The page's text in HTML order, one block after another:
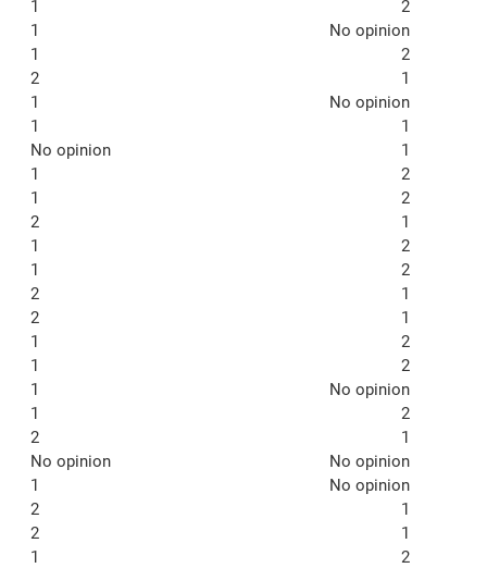
1
2
1
No opinion
1
2
2
1
1
No opinion
1
1
No opinion
1
1
2
1
2
2
1
1
2
1
2
2
1
2
1
1
2
1
2
1
No opinion
1
2
2
1
No opinion
No opinion
1
No opinion
2
1
2
1
1
2